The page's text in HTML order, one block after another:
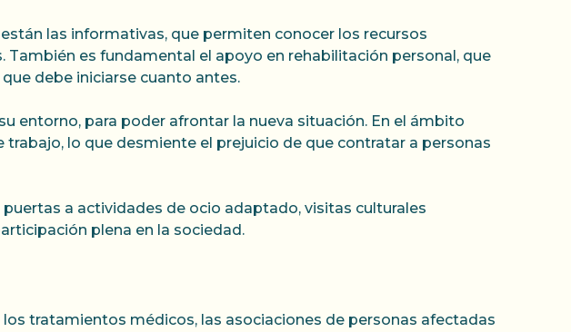
las informativas, que permiten conocer los recursos
es fundamental el apoyo en rehabilitación personal, que
debe iniciarse cuanto antes.
entorno, para poder afrontar la nueva situación. En el ámbito
lo que desmiente el prejuicio de que contratar a personas
a actividades de ocio adaptado, visitas culturales
plena en la sociedad.
tratamientos médicos, las asociaciones de personas afectadas